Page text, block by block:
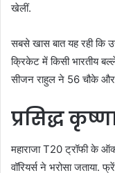
खेलीं.
सबसे खास बात यह रही कि
क्रिकेट में किसी भारतीय
सीजन राहुल ने 56 चौके
प्रसिद्ध
महाराजा T20 ट्रॉफी के
वॉरियर्स ने भरोसा